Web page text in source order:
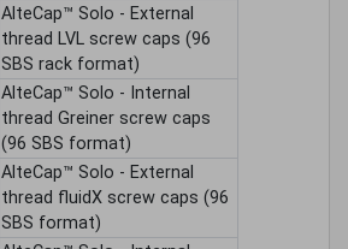
AlteCap™ Solo - External
thread LVL screw caps (96
SBS rack format)
AlteCap™ Solo - Internal
thread Greiner screw caps
(96 SBS format)
AlteCap™ Solo - External
thread fluidX screw caps (96
SBS format)